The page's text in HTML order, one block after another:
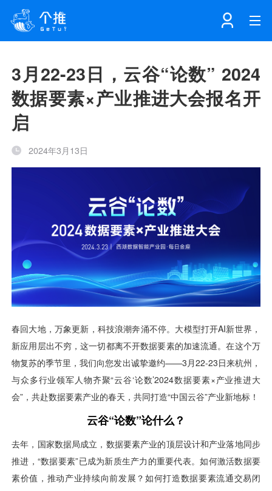
产品
个知·智能工作站
个知·智能运营AIBI
消息推送
用户运营
AI应用工坊
海外推送
营销数盘
解决方案
个知·智能工作站
互联网增长
城市治理
大数据精准宣防
智能风控
SDK下载
文档中心
我的开发者中心
个推学堂
新闻动态
加入我们
注册 登录
3月22-23日，云谷“论数” 2024
数据要素×产业推进大会报名开
启
2024年3月13日